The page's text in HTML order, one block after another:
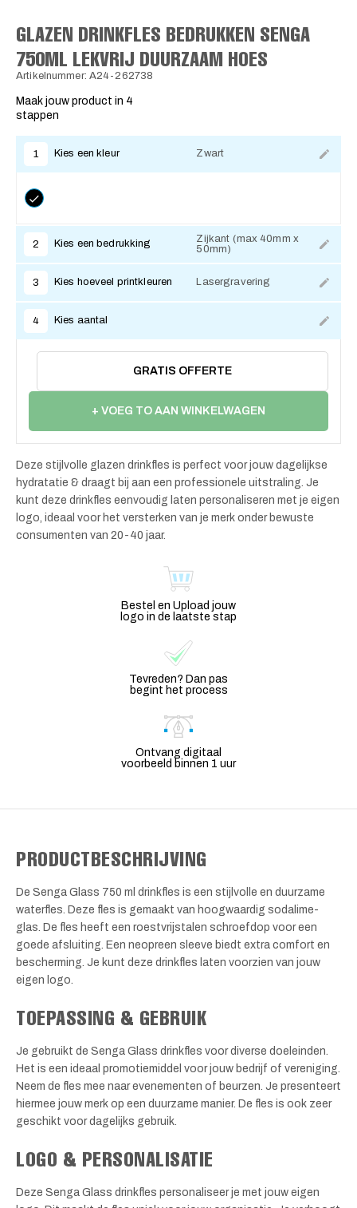
GLAZEN DRINKFLES BEDRUKKEN SENGA
750ML LEKVRIJ DUURZAAM HOES
Artikelnummer: A24-262738
Maak jouw product in 4
stappen
1 Kies een kleur Zwart
2 Kies een bedrukking
Zijkant (max 40mm x
50mm)
3 Kies hoeveel printkleuren Lasergravering
4 Kies aantal
GRATIS OFFERTE
+ VOEG TO AAN WINKELWAGEN
Deze stijlvolle glazen drinkfles is perfect voor jouw dagelijkse
hydratatie & draagt bij aan een professionele uitstraling. Je
kunt deze drinkfles eenvoudig laten personaliseren met je eigen
logo, ideaal voor het versterken van je merk onder bewuste
consumenten van 20-40 jaar.
Bestel en Upload jouw
logo in de laatste stap
Tevreden? Dan pas
begint het process
Ontvang digitaal
voorbeeld binnen 1 uur
PRODUCTBESCHRIJVING
De Senga Glass 750 ml drinkfles is een stijlvolle en duurzame
waterfles. Deze fles is gemaakt van hoogwaardig sodalime-
glas. De fles heeft een roestvrijstalen schroefdop voor een
goede afsluiting. Een neopreen sleeve biedt extra comfort en
bescherming. Je kunt deze drinkfles laten voorzien van jouw
eigen logo.
TOEPASSING & GEBRUIK
Je gebruikt de Senga Glass drinkfles voor diverse doeleinden.
Het is een ideaal promotiemiddel voor jouw bedrijf of vereniging.
Neem de fles mee naar evenementen of beurzen. Je presenteert
hiermee jouw merk op een duurzame manier. De fles is ook zeer
geschikt voor dagelijks gebruik.
LOGO & PERSONALISATIE
Deze Senga Glass drinkfles personaliseer je met jouw eigen